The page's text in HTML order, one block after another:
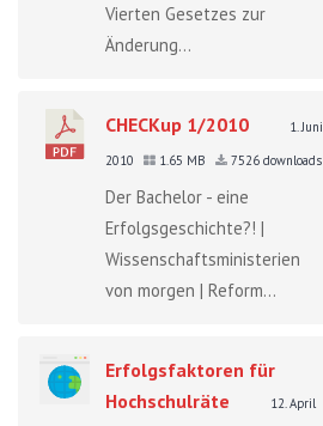
Vierten Gesetzes zur
Änderung...
CHECKup 1/2010
1. Juni
2010
1.65 MB 7526 downloads
Der Bachelor - eine
Erfolgsgeschichte?! |
Wissenschaftsministerien
von morgen | Reform...
Erfolgsfaktoren für
Hochschulräte
12. April